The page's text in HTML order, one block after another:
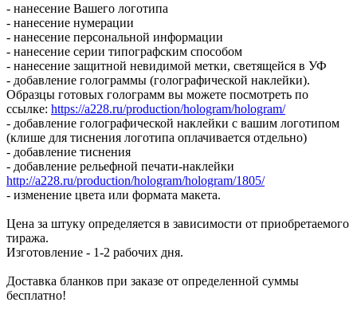
- нанесение Вашего логотипа
- нанесение нумерации
- нанесение персональной информации
- нанесение серии типографским способом
- нанесение защитной невидимой метки, светящейся в УФ
- добавление голограммы (голографической наклейки).
Образцы готовых голограмм вы можете посмотреть по
ссылке: https://a228.ru/production/hologram/hologram/
- добавление голографической наклейки с вашим логотипом
(клише для тиснения логотипа оплачивается отдельно)
- добавление тиснения
- добавление рельефной печати-наклейки
http://a228.ru/production/hologram/hologram/1805/
- изменение цвета или формата макета.
Цена за штуку определяется в зависимости от приобретаемого
тиража.
Изготовление - 1-2 рабочих дня.
Доставка бланков при заказе от определенной суммы
бесплатно!